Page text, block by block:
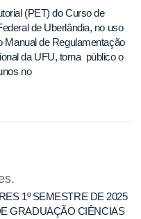
(PET) do Curso de
de Uberlândia, no uso
Manual de Regulamentação
da UFU, torna público o
no
1º SEMESTRE DE 2025
GRADUAÇÃO CIÊNCIAS